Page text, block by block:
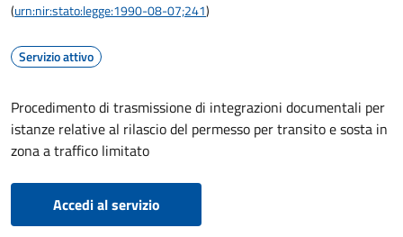
(urn:nir:stato:legge:1990-08-07;241)
Servizio attivo
Procedimento di trasmissione di integrazioni documentali per
istanze relative al rilascio del permesso per transito e sosta in
zona a traffico limitato
Accedi al servizio